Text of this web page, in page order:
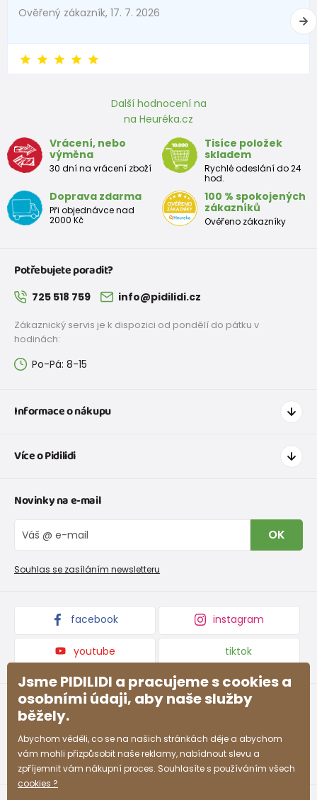
Ověřený zákazník, 17. 7. 2026
Další hodnocení na
na Heuréka.cz
Vrácení, nebo
výměna
30 dní na vrácení zboží
Tisíce položek
skladem
Rychlé odeslání do 24
hod.
Doprava zdarma
Při objednávce nad
2000 Kč
100 % spokojených
zákazníků
Ověřeno zákazníky
Potřebujete poradit?
725 518 759 info@pidilidi.cz
Zákaznický servis je k dispozici od pondělí do pátku v
hodinách:
Po-Pá: 8-15
Informace o nákupu
Doprava a platba
Tabulka velikostí obuvi
Vrácení zboží a reklamace
Reklamační řád
Více o Pidilidi
O nás
Blog
Velkoobchod PiDiLiDi
Affiliate program
Kolekce zboží
Novinky na e-mail
OK
Souhlas se zasíláním newsletteru
facebook instagram
youtube tiktok
Jsme PIDILIDI a pracujeme s cookies a
osobními údaji, aby naše služby
běžely.
Abychom věděli, co se na našich stránkách děje a abychom
vám mohli přizpůsobit naše reklamy, nabídnout slevu a
zpříjemnit vám nákupní proces. Souhlasíte s používáním všech
cookies ?